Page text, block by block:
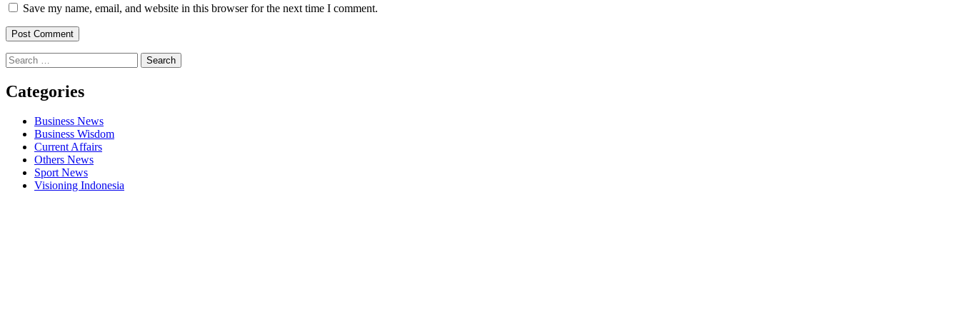
Save my name, email, and website in this browser for the next time I comment.
Search
for:
Categories
Business News
Business Wisdom
Current Affairs
Others News
Sport News
Visioning Indonesia